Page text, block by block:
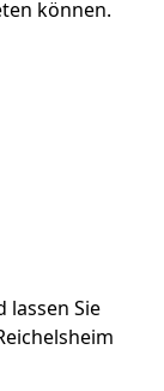
können.
lassen Sie